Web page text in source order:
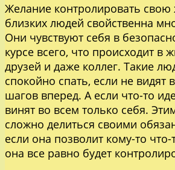
Желание контролировать
близких людей свойственна
Они чувствуют себя в
курсе всего, что происходит в
друзей и даже коллег. Такие
спокойно спать, если не видят
шагов вперед. А если что-то
винят во всем только себя.
сложно делиться своими
если она позволит кому-то что-
она все равно будет